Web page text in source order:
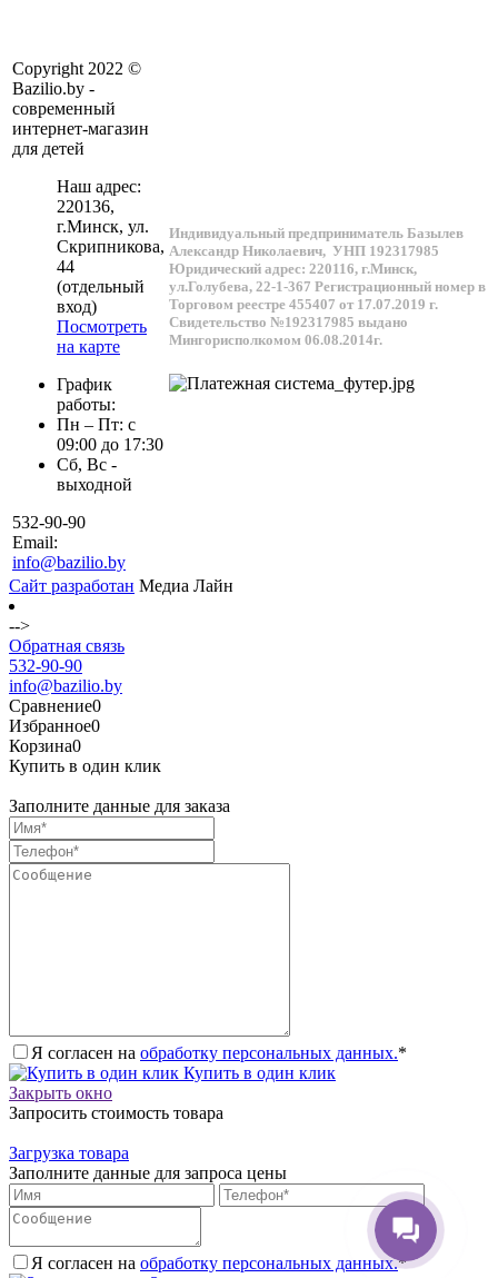
Copyright 2022 ©
Bazilio.by -
современный
интернет-магазин
для детей
Наш адрес:
220136,
г.Минск, ул.
Скрипникова,
44
(отдельный
вход)
Посмотреть
на карте
График
работы:
Пн – Пт: с
09:00 до 17:30
Сб, Вс -
выходной
532-90-90
Email:
info@bazilio.by
Индивидуальный предприниматель Базылев
Александр Николаевич, УНП 192317985
Юридический адрес: 220116, г.Минск,
ул.Голубева, 22-1-367 Регистрационный номер в
Торговом реестре 455407 от 17.07.2019 г.
Свидетельство №192317985 выдано
Мингорисполкомом 06.08.2014г.
Сайт разработан Медиа Лайн
-->
Обратная связь
532-90-90
info@bazilio.by
Сравнение0
Избранное0
Корзина0
Купить в один клик
Заполните данные для заказа
Я согласен на обработку персональных данных.*
Купить в один клик
Закрыть окно
Запросить стоимость товара
Загрузка товара
Заполните данные для запроса цены
Я согласен на обработку персональных данных.*